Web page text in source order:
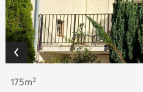
175m²